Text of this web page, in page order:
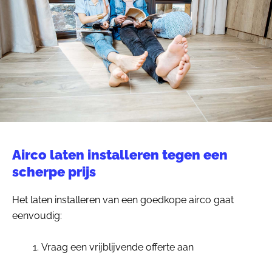
Airco laten installeren tegen een
scherpe prijs
Het laten installeren van een goedkope airco gaat
eenvoudig:
Vraag een vrijblijvende offerte aan